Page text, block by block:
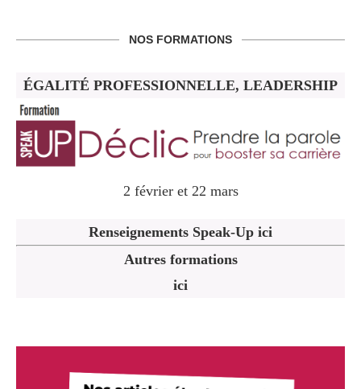
NOS FORMATIONS
ÉGALITÉ PROFESSIONNELLE, LEADERSHIP
2 février et 22 mars
Renseignements Speak-Up ici
Autres formations
ici